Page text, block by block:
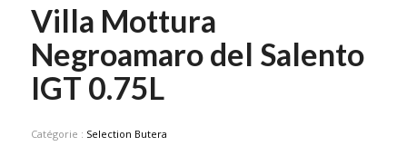
Villa Mottura
Negroamaro del Salento
IGT 0.75L
Catégorie : Selection Butera